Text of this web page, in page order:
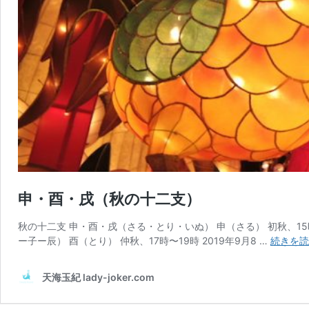
申・酉・戌（秋の十二支）
秋の十二支 申・酉・戌（さる・とり・いぬ） 申（さる） 初秋、
ー子ー辰） 酉（とり） 仲秋、17時〜19時 2019年9月8 … 続きを
天海玉紀 lady-joker.com